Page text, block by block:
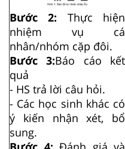
Bước 2: Thực hiện
nhiệm vụ cá
nhân/nhóm cặp đôi.
Bước 3:Báo cáo kết
quả
- HS trả lời câu hỏi.
- Các học sinh khác có
ý kiến nhận xét, bổ
sung.